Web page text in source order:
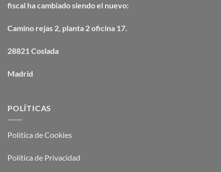
fiscal ha cambiado siendo el nuevo:
Camino rejas 2, planta 2 oficina 17.
28821 Coslada
Madrid
POLÍTICAS
Política de Cookies
Política de Privacidad